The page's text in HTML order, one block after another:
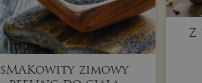
Z
sMAKowity zimowy